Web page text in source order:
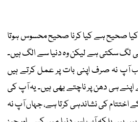
صحیح ہے کیا کرنا صحیح محسوس ہوتا
لگ سکتی ہے لیکن وہ دنیا سے الگ ہیں۔
آپ نہ صرف اپنی بات پر عمل کرتے ہیں
اپنے ہی دھن پر ناچتے بھی ہیں۔ یہ آپ کی
کی نشاندہی کرتا ہے، جہاں آپ نہ